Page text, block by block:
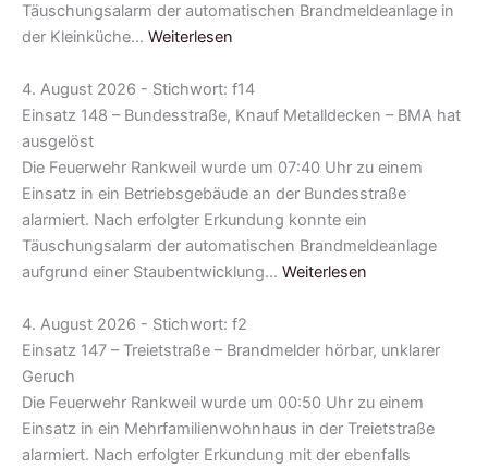
Täuschungsalarm der automatischen Brandmeldeanlage in
der Kleinküche… Weiterlesen
4. August 2026 - Stichwort: f14
Einsatz 148 – Bundesstraße, Knauf Metalldecken – BMA hat
ausgelöst
Die Feuerwehr Rankweil wurde um 07:40 Uhr zu einem
Einsatz in ein Betriebsgebäude an der Bundesstraße
alarmiert. Nach erfolgter Erkundung konnte ein
Täuschungsalarm der automatischen Brandmeldeanlage
aufgrund einer Staubentwicklung… Weiterlesen
4. August 2026 - Stichwort: f2
Einsatz 147 – Treietstraße – Brandmelder hörbar, unklarer
Geruch
Die Feuerwehr Rankweil wurde um 00:50 Uhr zu einem
Einsatz in ein Mehrfamilienwohnhaus in der Treietstraße
alarmiert. Nach erfolgter Erkundung mit der ebenfalls